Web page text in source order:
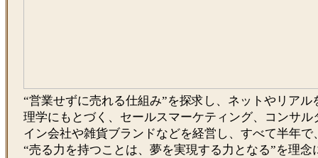
“営業せずに売れる仕組み”を探求し、ネットやリア
理学にもとづく、セールスマーケティング、コンサ
イン会社や雑貨ブランドなどを経営し、すべて半年
“売る力を持つことは、夢を実現する力となる”を理